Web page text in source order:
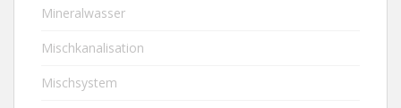
Mineralwasser
Mischkanalisation
Mischsystem